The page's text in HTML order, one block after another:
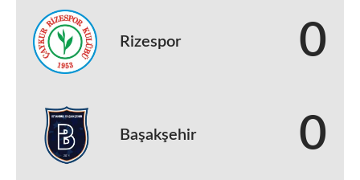
Rizespor 0
Başakşehir 0